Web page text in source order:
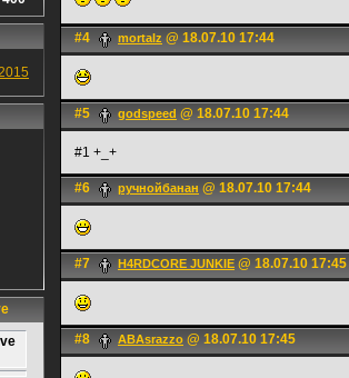
#4 mortalz @ 18.07.10 17:44
#5 godspeed @ 18.07.10 17:44
#1 +_+
#6 ручнойбанан @ 18.07.10 17:44
#7 H4RDCORE JUNKIE @ 18.07.10 17:45
#8 ABAsrazzo @ 18.07.10 17:45